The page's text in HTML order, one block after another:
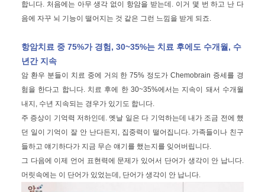
합니다. 처음에는 아무 생각 없이 항암을 받는데. 이거 몇 번 하고 난 다
음에 자꾸 뇌 기능이 떨어지는 것 같은 그런 느낌을 받게 되죠.
항암치료 중 75%가 경험, 30~35%는 치료 후에도 수개월, 수
년간 지속
암 환우 분들이 치료 중에 거의 한 75% 정도가 Chemobrain 증세를 경
험을 한다고 합니다. 치료 후에 한 30~35%에서는 지속이 돼서 수개월
내지, 수년 지속되는 경우가 있기도 합니다.
주 증상이 기억력 저하인데. 옛날 일은 다 기억하는데 내가 조금 전에 했
던 일이 기억이 잘 안 난다든지, 집중력이 떨어집니다. 가족들이나 친구
들하고 얘기하다가 지금 무슨 얘기를 했는지를 잊어버립니다.
그 다음에 이제 언어 표현력에 문제가 있어서 단어가 생각이 안 납니다.
머릿속에는 이 단어가 있었는데, 단어가 생각이 안 납니다.